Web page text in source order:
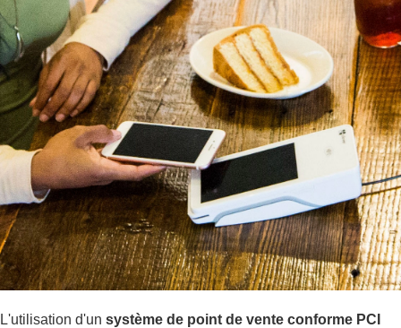
L'utilisation d'un système de point de vente conforme PCI